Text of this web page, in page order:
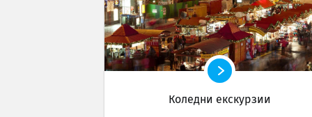
Коледни екскурзии